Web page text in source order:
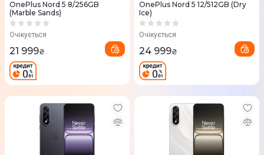
OnePlus Nord 5 8/256GB
(Marble Sands)
Очікується
21 999₴
OnePlus Nord 5 12/512GB (Dry
Ice)
Очікується
24 999₴